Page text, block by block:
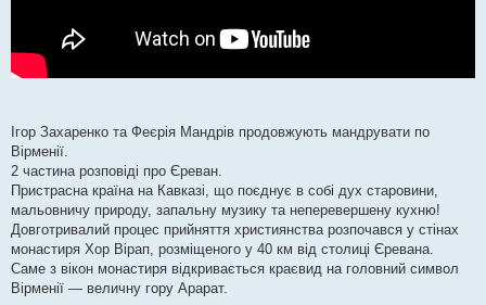
Ігор Захаренко та Феєрія Мандрів продовжують мандрувати по
Вірменії.
2 частина розповіді про Єреван.
Пристрасна країна на Кавказі, що поєднує в собі дух старовини,
мальовничу природу, запальну музику та неперевершену кухню!
Довготривалий процес прийняття християнства розпочався у стінах
монастиря Хор Вірап, розміщеного у 40 км від столиці Єревана.
Саме з вікон монастиря відкривається краєвид на головний символ
Вірменії — величну гору Арарат.